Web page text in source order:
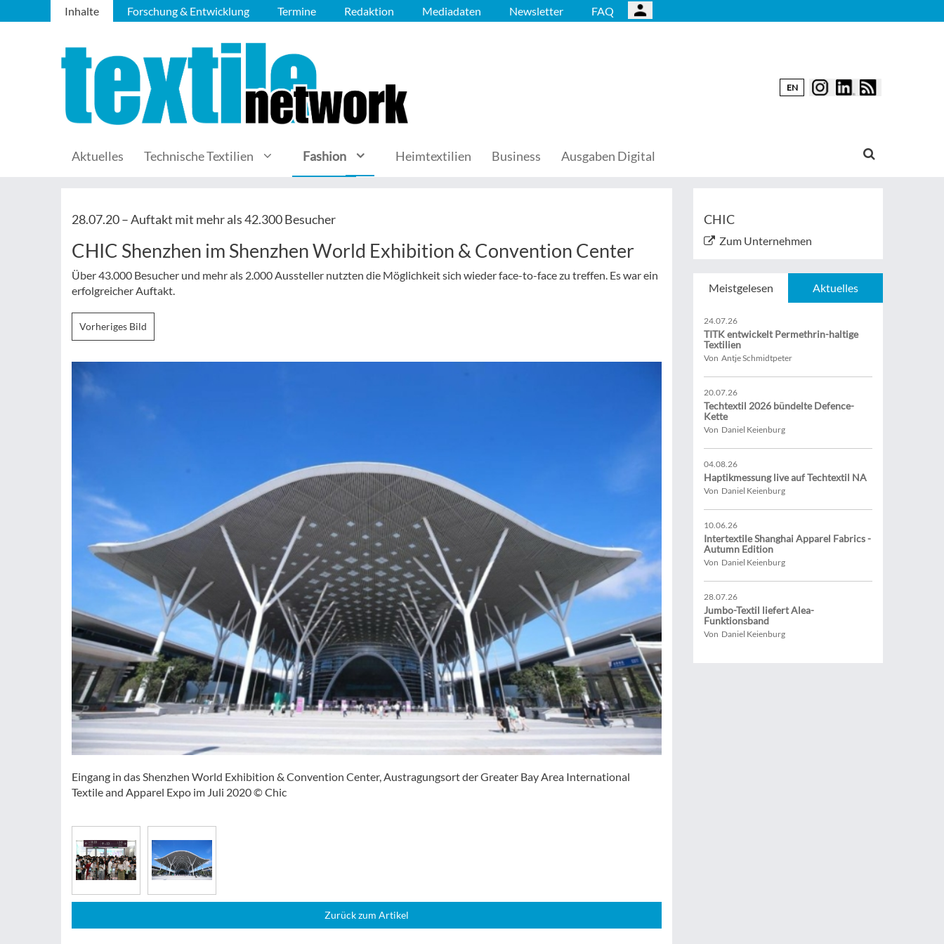
Inhalte Forschung & Entwicklung Termine Redaktion Mediadaten Newsletter FAQ
EN
Aktuelles Technische Textilien Fashion Heimtextilien Business Ausgaben Digital
28.07.20 –Auftakt mit mehr als 42.300 Besucher
CHIC Shenzhen im Shenzhen World Exhibition & Convention Center
Über 43.000 Besucher und mehr als 2.000 Aussteller nutzten die Möglichkeit sich wieder face-to-face zu treffen. Es war ein
erfolgreicher Auftakt.
Vorheriges Bild
Eingang in das Shenzhen World Exhibition & Convention Center, Austragungsort der Greater Bay Area International
Textile and Apparel Expo im Juli 2020 © Chic
Zurück zum Artikel
CHIC
Zum Unternehmen
Meistgelesen Aktuelles
24.07.26
TITK entwickelt Permethrin-haltige
Textilien
Von Antje Schmidtpeter
20.07.26
Techtextil 2026 bündelte Defence-
Kette
Von Daniel Keienburg
04.08.26
Haptikmessung live auf Techtextil NA
Von Daniel Keienburg
10.06.26
Intertextile Shanghai Apparel Fabrics -
Autumn Edition
Von Daniel Keienburg
28.07.26
Jumbo-Textil liefert Alea-
Funktionsband
Von Daniel Keienburg